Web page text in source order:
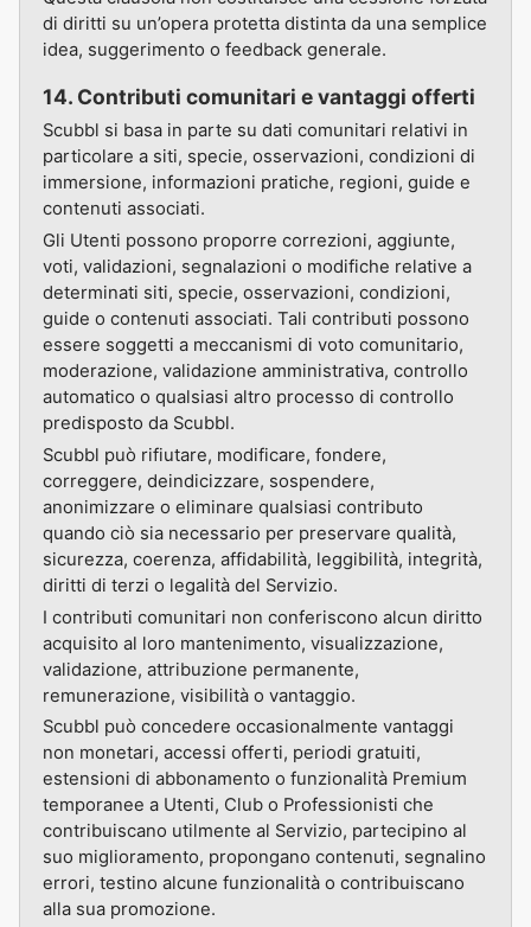
di diritti su un’opera protetta distinta da una semplice
idea, suggerimento o feedback generale.
14. Contributi comunitari e vantaggi offerti
Scubbl si basa in parte su dati comunitari relativi in
particolare a siti, specie, osservazioni, condizioni di
immersione, informazioni pratiche, regioni, guide e
contenuti associati.
Gli Utenti possono proporre correzioni, aggiunte,
voti, validazioni, segnalazioni o modifiche relative a
determinati siti, specie, osservazioni, condizioni,
guide o contenuti associati. Tali contributi possono
essere soggetti a meccanismi di voto comunitario,
moderazione, validazione amministrativa, controllo
automatico o qualsiasi altro processo di controllo
predisposto da Scubbl.
Scubbl può rifiutare, modificare, fondere,
correggere, deindicizzare, sospendere,
anonimizzare o eliminare qualsiasi contributo
quando ciò sia necessario per preservare qualità,
sicurezza, coerenza, affidabilità, leggibilità, integrità,
diritti di terzi o legalità del Servizio.
I contributi comunitari non conferiscono alcun diritto
acquisito al loro mantenimento, visualizzazione,
validazione, attribuzione permanente,
remunerazione, visibilità o vantaggio.
Scubbl può concedere occasionalmente vantaggi
non monetari, accessi offerti, periodi gratuiti,
estensioni di abbonamento o funzionalità Premium
temporanee a Utenti, Club o Professionisti che
contribuiscano utilmente al Servizio, partecipino al
suo miglioramento, propongano contenuti, segnalino
errori, testino alcune funzionalità o contribuiscano
alla sua promozione.